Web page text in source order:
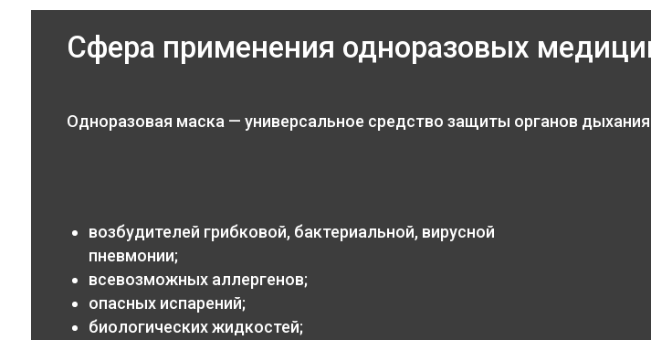
Сфера применения одноразовых
Одноразовая маска — универсальное средство защиты органов
возбудителей грибковой, бактериальной, вирусной
пневмонии;
всевозможных аллергенов;
опасных испарений;
биологических жидкостей;